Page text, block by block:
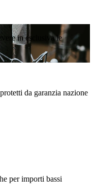
in esclusiva le
da garanzia nazione
per importi bassi